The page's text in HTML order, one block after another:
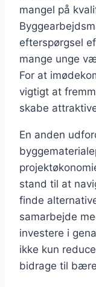
mangel på
efterspørgsel
mange unge
For at
vigtigt at
skabe
En anden
stand til at
finde
samarbejde
investere i
ikke kun
bidrage til